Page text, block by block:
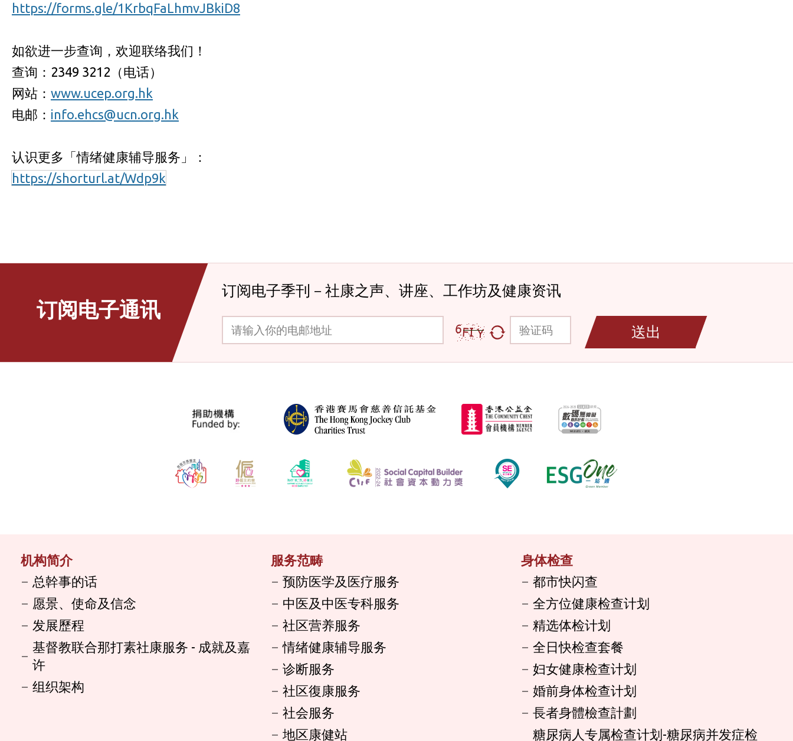
https://forms.gle/1KrbqFaLhmvJBkiD8
如欲进一步查询，欢迎联络我们！
查询：2349 3212（电话）
网站： www.ucep.org.hk
电邮： info.ehcs@ucn.org.hk
认识更多「情绪健康辅导服务」：
https://shorturl.at/Wdp9k
订阅电子通讯
订阅电子季刊－社康之声、讲座、工作坊及健康资讯
请输入你的电邮地址 验证码
送出
机构简介
总幹事的话
愿景、使命及信念
发展歷程
基督教联合那打素社康服务 - 成就及嘉
许
组织架构
服务范畴
预防医学及医疗服务
中医及中医专科服务
社区营养服务
情绪健康辅导服务
诊断服务
社区復康服务
社会服务
地区康健站
身体检查
都市快闪查
全方位健康检查计划
精选体检计划
全日快检查套餐
妇女健康检查计划
婚前身体检查计划
長者身體檢查計劃
糖尿病人专属检查计划-糖尿病并发症检